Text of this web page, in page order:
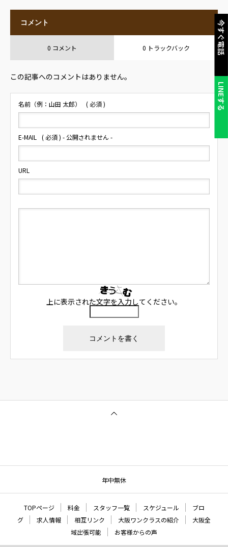
今すぐ電話
LINEする
コメント
0 コメント 0 トラックバック
この記事へのコメントはありません。
名前（例：山田 太郎） ( 必須 )
E-MAIL ( 必須 ) - 公開されません -
URL
上に表示された文字を入力してください。
年中無休
TOPページ 料金 スタッフ一覧 スケジュール
ブロ
グ
求人情報 相互リンク 大阪ワンクラスの紹介
大阪全
域出張可能
お客様からの声